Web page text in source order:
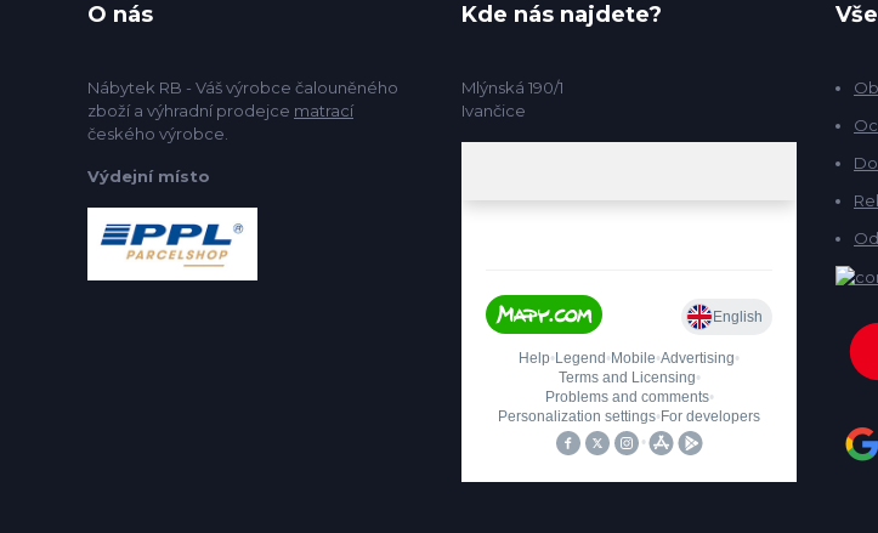
O nás
Nábytek RB - Váš výrobce čalouněného
zboží a výhradní prodejce matrací
českého výrobce.
Výdejní místo
Kde nás najdete?
Mlýnská 190/1
Ivančice